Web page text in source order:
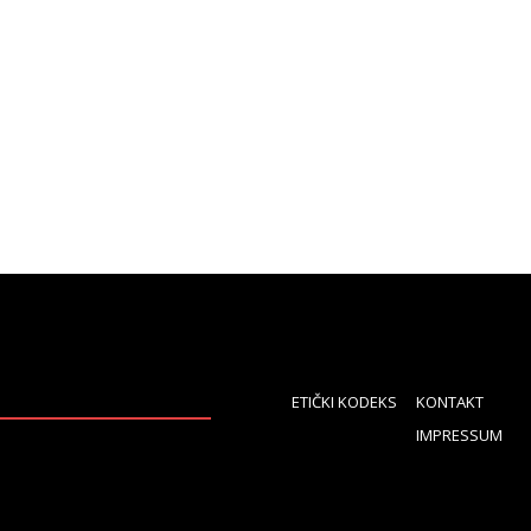
ETIČKI KODEKS
KONTAKT
IMPRESSUM